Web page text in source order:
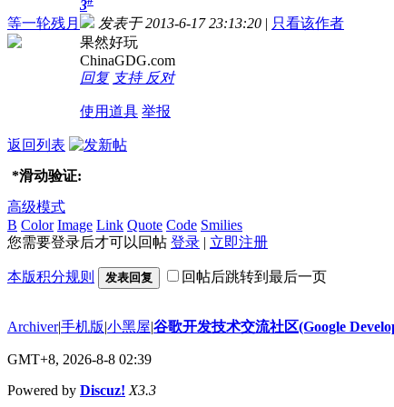
等一轮残月
3
发表于 2013-6-17 23:13:20 | 只看该作者
果然好玩
ChinaGDG.com
回复 支持 反对
使用道具 举报
返回列表
*滑动验证:
高级模式
B Color Image Link Quote Code Smilies
您需要登录后才可以回帖 登录 | 立即注册
本版积分规则 发表回复 回帖后跳转到最后一页
Archiver|手机版|小黑屋|谷歌开发技术交流社区(Google
GMT+8, 2026-8-8 02:39
Powered by Discuz! X3.3